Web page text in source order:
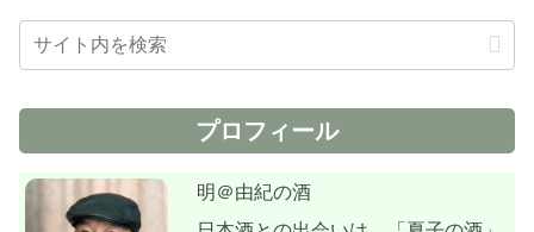
プロフィール
明＠由紀の酒